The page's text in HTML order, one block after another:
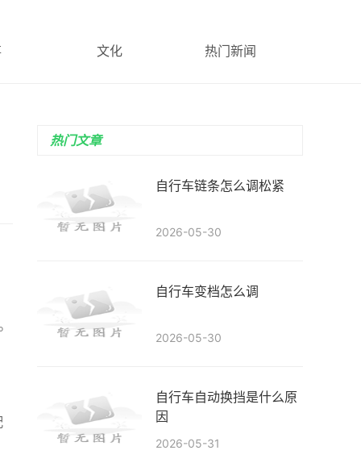
文化 热门新闻
热门文章
自行车链条怎么调松紧
2026-05-30
自行车变档怎么调
2026-05-30
自行车自动换挡是什么原
因
2026-05-31